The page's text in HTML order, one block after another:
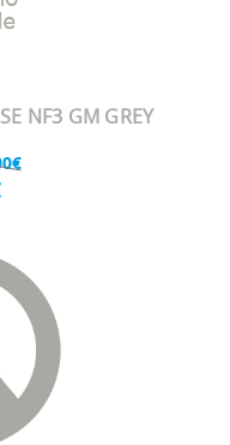
NF3 GM GREY